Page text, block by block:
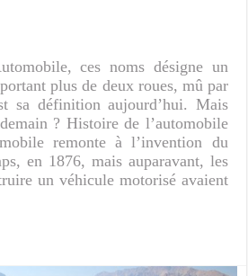
ces noms désigne un
plus de deux roues, mû par
sa définition aujourd’hui. Mais
? Histoire de l’automobile
remonte à l’invention du
en 1876, mais auparavant, les
un véhicule motorisé avaient